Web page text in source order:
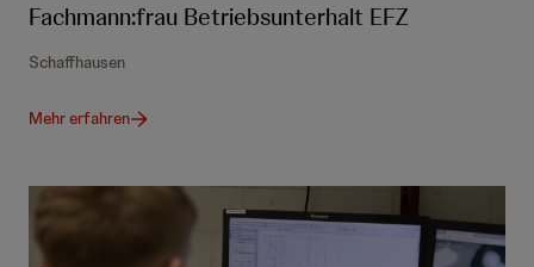
Fachmann:frau Betriebsunterhalt EFZ
Schaffhausen
Mehr erfahren